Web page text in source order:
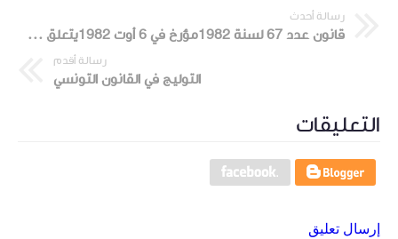
رسالة أحدث
قانون عدد 67 لسنة 1982مؤرخ في 6 أوت 1982يتعلق بتشجيع الاستثمارات في قطاعي الفلاحة و الصيد البحري.
رسالة أقدم
التوليج في القانون التونسي
التعليقات
إرسال تعليق